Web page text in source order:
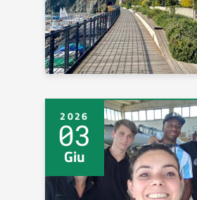
2026
03
Giu